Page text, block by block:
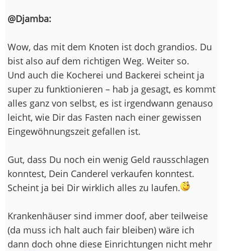
@Djamba:
Wow, das mit dem Knoten ist doch grandios. Du
bist also auf dem richtigen Weg. Weiter so.
Und auch die Kocherei und Backerei scheint ja
super zu funktionieren – hab ja gesagt, es kommt
alles ganz von selbst, es ist irgendwann genauso
leicht, wie Dir das Fasten nach einer gewissen
Eingewöhnungszeit gefallen ist.
Gut, dass Du noch ein wenig Geld rausschlagen
konntest, Dein Canderel verkaufen konntest.
Scheint ja bei Dir wirklich alles zu laufen.
Krankenhäuser sind immer doof, aber teilweise
(da muss ich halt auch fair bleiben) wäre ich
dann doch ohne diese Einrichtungen nicht mehr